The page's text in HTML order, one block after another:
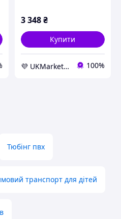
3 348₴
Купити
💜 UKMarket: Товари для дому та саду: тенти, штори, м'які вікна, меблі. Товари для спорту. Техніка 100%
Тюбінг пвх
транспорт для дітей